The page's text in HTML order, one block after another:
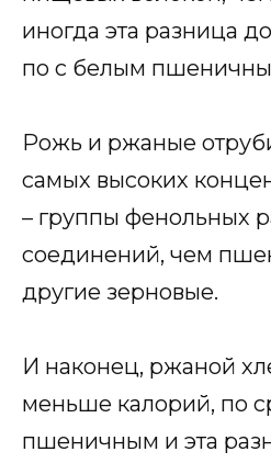
иногда эта разница
по с белым
Рожь и ржаные
самых высоких
– группы фенольных
соединений, чем
другие зерновые.
И наконец, ржаной
меньше калорий, по
пшеничным и эта